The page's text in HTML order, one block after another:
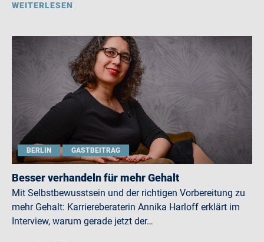
WEITERLESEN
BERLIN GASTBEITRAG
Besser verhandeln für mehr Gehalt
Mit Selbstbewusstsein und der richtigen Vorbereitung zu
mehr Gehalt: Karriereberaterin Annika Harloff erklärt im
Interview, warum gerade jetzt der…